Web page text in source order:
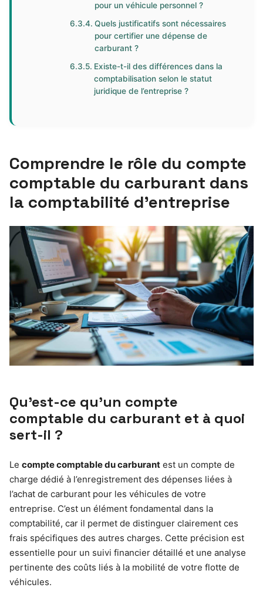
pour un véhicule personnel ?
Quels justificatifs sont nécessaires
pour certifier une dépense de
carburant ?
Existe-t-il des différences dans la
comptabilisation selon le statut
juridique de l’entreprise ?
Comprendre le rôle du compte
comptable du carburant dans
la comptabilité d’entreprise
Qu’est-ce qu’un compte
comptable du carburant et à quoi
sert-il ?
Le compte comptable du carburant est un compte de
charge dédié à l’enregistrement des dépenses liées à
l’achat de carburant pour les véhicules de votre
entreprise. C’est un élément fondamental dans la
comptabilité, car il permet de distinguer clairement ces
frais spécifiques des autres charges. Cette précision est
essentielle pour un suivi financier détaillé et une analyse
pertinente des coûts liés à la mobilité de votre flotte de
véhicules.